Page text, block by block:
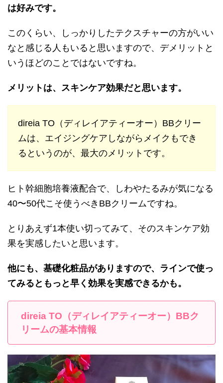
は好みです。
このくらい、しっかりしたテクスチャーの方がいい
なと感じる人もいると思いますので、デメリットと
いうほどのことではないですね。
メリットは、スキンケア効果だと思います。
direia TO（ディレイアティーオー）BBクリー
ムは、エイジングケアしながらメイクもでき
るというのが、最大のメリットです。
ヒト幹細胞培養液配合で、しわやたるみが気になる
40〜50代こそ使うべきBBクリームですね。
とりあえず1本使い切ってみて、そのスキンケア効
果を実感したいと思います。
他にも、基礎化粧品がありますので、ラインで使っ
てみるともっと早く効果を実感できるかも。
direia TO（ディレイアティーオー）BBク
リームの基本情報